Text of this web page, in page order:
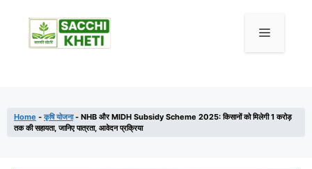
content
Menu
Home - कृषि योजना- NHB और MIDH Subsidy Scheme 2025: किसानों को मिलेगी 1 करोड़
तक की सहायता, जानिए पात्रता, आवेदन प्रक्रिया